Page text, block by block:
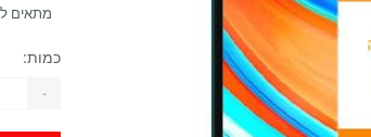
מתאים
כמות:
-